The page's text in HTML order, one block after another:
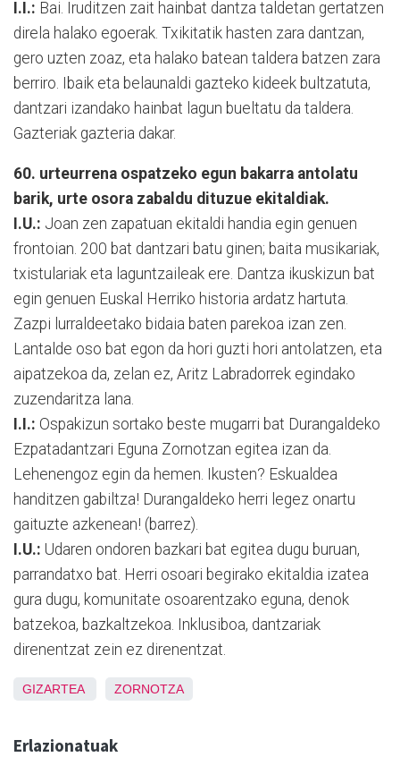
I.I.: Bai. Iruditzen zait hainbat dantza taldetan gertatzen
direla halako egoerak. Txikitatik hasten zara dantzan,
gero uzten zoaz, eta halako batean taldera batzen zara
berriro. Ibaik eta belaunaldi gazteko kideek bultzatuta,
dantzari izandako hainbat lagun bueltatu da taldera.
Gazteriak gazteria dakar.
60. urteurrena ospatzeko egun bakarra antolatu
barik, urte osora zabaldu dituzue ekitaldiak.
I.U.: Joan zen zapatuan ekitaldi handia egin genuen
frontoian. 200 bat dantzari batu ginen; baita musikariak,
txistulariak eta laguntzaileak ere. Dantza ikuskizun bat
egin genuen Euskal Herriko historia ardatz hartuta.
Zazpi lurraldeetako bidaia baten parekoa izan zen.
Lantalde oso bat egon da hori guzti hori antolatzen, eta
aipatzekoa da, zelan ez, Aritz Labradorrek egindako
zuzendaritza lana.
I.I.: Ospakizun sortako beste mugarri bat Durangaldeko
Ezpatadantzari Eguna Zornotzan egitea izan da.
Lehenengoz egin da hemen. Ikusten? Eskualdea
handitzen gabiltza! Durangaldeko herri legez onartu
gaituzte azkenean! (barrez).
I.U.: Udaren ondoren bazkari bat egitea dugu buruan,
parrandatxo bat. Herri osoari begirako ekitaldia izatea
gura dugu, komunitate osoarentzako eguna, denok
batzekoa, bazkaltzekoa. Inklusiboa, dantzariak
direnentzat zein ez direnentzat.
GIZARTEA ZORNOTZA
Erlazionatuak